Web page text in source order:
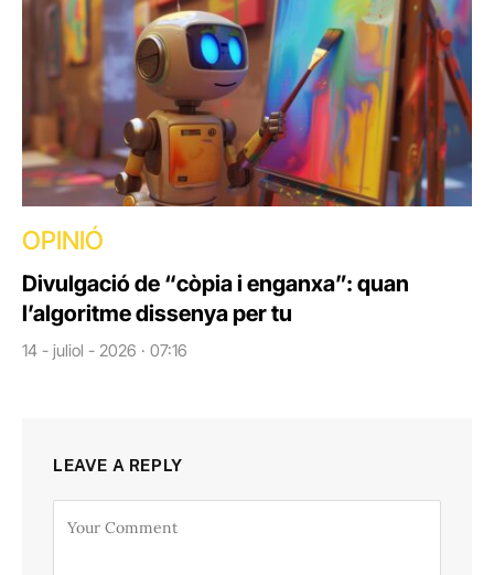
OPINIÓ
Divulgació de “còpia i enganxa”: quan
l’algoritme dissenya per tu
14 - juliol - 2026 · 07:16
LEAVE A REPLY